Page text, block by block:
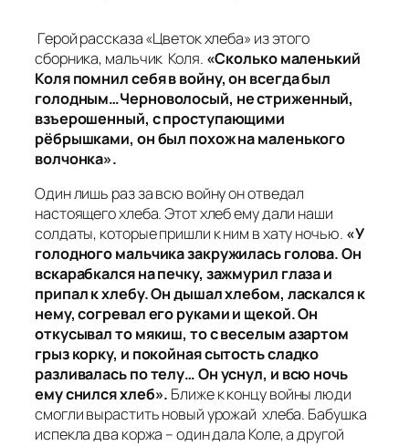
Герой рассказа «Цветок хлеба» из этого
сборника, мальчик Коля. «Сколько маленький
Коля помнил себя в войну, он всегда был
голодным…Черноволосый, не стриженный,
взъерошенный, с проступающими
рёбрышками, он был похож на маленького
волчонка».
Один лишь раз за всю войну он отведал
настоящего хлеба. Этот хлеб ему дали наши
солдаты, которые пришли к ним в хату ночью. «У
голодного мальчика закружилась голова. Он
вскарабкался на печку, зажмурил глаза и
припал к хлебу. Он дышал хлебом, ласкался к
нему, согревал его руками и щекой. Он
откусывал то мякиш, то с веселым азартом
грыз корку, и покойная сытость сладко
разливалась по телу… Он уснул, и всю ночь
ему снился хлеб». Ближе к концу войны люди
смогли вырастить новый урожай хлеба. Бабушка
испекла два коржа – один дала Коле, а другой